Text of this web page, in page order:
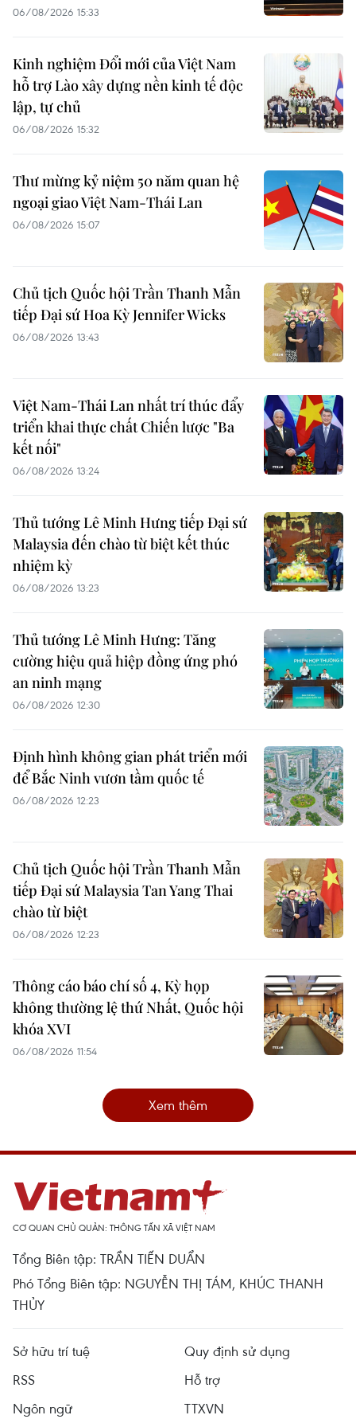
06/08/2026 15:33
Kinh nghiệm Đổi mới của Việt Nam
hỗ trợ Lào xây dựng nền kinh tế độc
lập, tự chủ
06/08/2026 15:32
Thư mừng kỷ niệm 50 năm quan hệ
ngoại giao Việt Nam-Thái Lan
06/08/2026 15:07
Chủ tịch Quốc hội Trần Thanh Mẫn
tiếp Đại sứ Hoa Kỳ Jennifer Wicks
06/08/2026 13:43
Việt Nam-Thái Lan nhất trí thúc đẩy
triển khai thực chất Chiến lược "Ba
kết nối"
06/08/2026 13:24
Thủ tướng Lê Minh Hưng tiếp Đại sứ
Malaysia đến chào từ biệt kết thúc
nhiệm kỳ
06/08/2026 13:23
Thủ tướng Lê Minh Hưng: Tăng
cường hiệu quả hiệp đồng ứng phó
an ninh mạng
06/08/2026 12:30
Định hình không gian phát triển mới
để Bắc Ninh vươn tầm quốc tế
06/08/2026 12:23
Chủ tịch Quốc hội Trần Thanh Mẫn
tiếp Đại sứ Malaysia Tan Yang Thai
chào từ biệt
06/08/2026 12:23
Thông cáo báo chí số 4, Kỳ họp
không thường lệ thứ Nhất, Quốc hội
khóa XVI
06/08/2026 11:54
Xem thêm
CƠ QUAN CHỦ QUẢN: THÔNG TẤN XÃ VIỆT NAM
Tổng Biên tập: TRẦN TIẾN DUẨN
Phó Tổng Biên tập: NGUYỄN THỊ TÁM, KHÚC THANH
THỦY
Sở hữu trí tuệ
Quy định sử dụng
RSS
Hỗ trợ
Ngôn ngữ
TTXVN